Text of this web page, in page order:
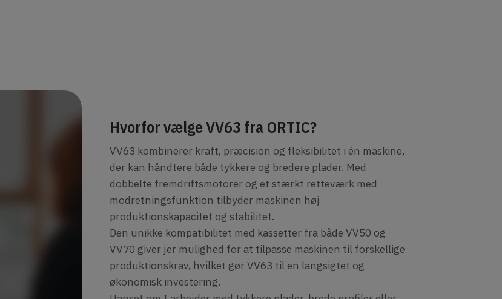
Hvorfor vælge VV63 fra ORTIC?
VV63 kombinerer kraft, præcision og fleksibilitet i én maskine,
der kan håndtere både tykkere og bredere plader. Med
dobbelte fremdriftsmotorer og et stærkt retteværk med
modretningsfunktion tilbyder maskinen høj
produktionskapacitet og stabilitet.
Den unikke kompatibilitet med kassetter fra både VV50 og
VV70 giver jer mulighed for at tilpasse maskinen til forskellige
produktionskrav, hvilket gør VV63 til en langsigtet og
økonomisk investering.